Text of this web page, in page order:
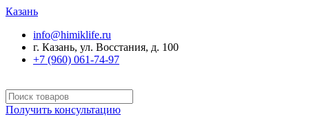
Казань
info@himiklife.ru
г. Казань, ул. Восстания, д. 100
+7 (960) 061-74-97
Получить консультацию